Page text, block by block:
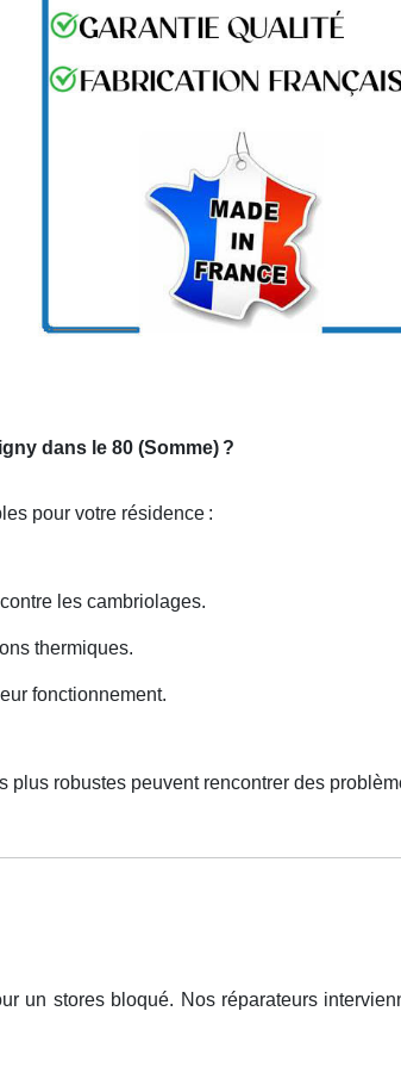
dans le 80 (Somme) ?
pour votre résidence :
les cambriolages.
thermiques.
fonctionnement.
robustes peuvent rencontrer des
un stores bloqué. Nos réparateurs